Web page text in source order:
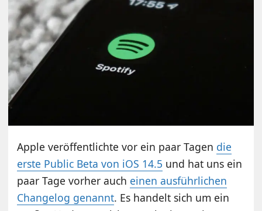
Apple veröffentlichte vor ein paar Tagen die
erste Public Beta von iOS 14.5 und hat uns ein
paar Tage vorher auch einen ausführlichen
Changelog genannt. Es handelt sich um ein